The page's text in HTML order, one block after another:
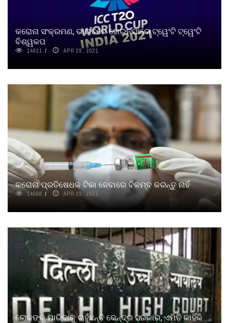
କରୋନା ସଂକ୍ରମଣ, ଭାରତରେ ହୋଇନପାରେ ଟ୍ୱେଂଟି ଟ୍ୱେଂଟି
ବିଶ୍ୱକପ
14921 APR 29, 2021
କରୋନା ପ୍ରତିଷେଧକ ଟିକା ନେବାରେ ବିଳମ୍ବ କରନ୍ତୁ ନାହିଁ
14000 APR 29, 2021
ଲୋକଙ୍କୁ ମାରିବାକୁ ଚାହୁଁଛନ୍ତି କେନ୍ଦ୍ର ସରକାର, ଏମିତି କାହିଁକି